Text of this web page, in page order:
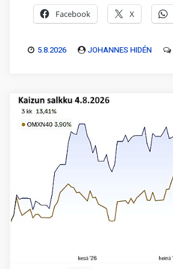
Facebook X
5.8.2026 JOHANNES HIDÉN